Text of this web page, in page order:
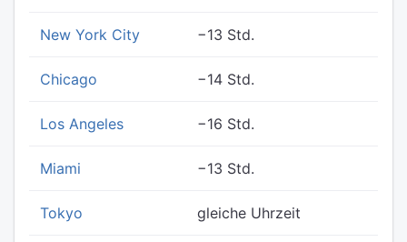
New York City −13 Std.
Chicago −14 Std.
Los Angeles −16 Std.
Miami −13 Std.
Tokyo gleiche Uhrzeit